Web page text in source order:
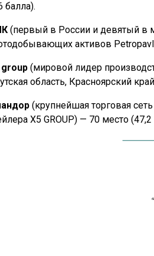
балла).
(первый в России и девятый в
активов
group (мировой лидер
область, Красноярский
(крупнейшая торговая
X5 GROUP) — 70 место (47,2